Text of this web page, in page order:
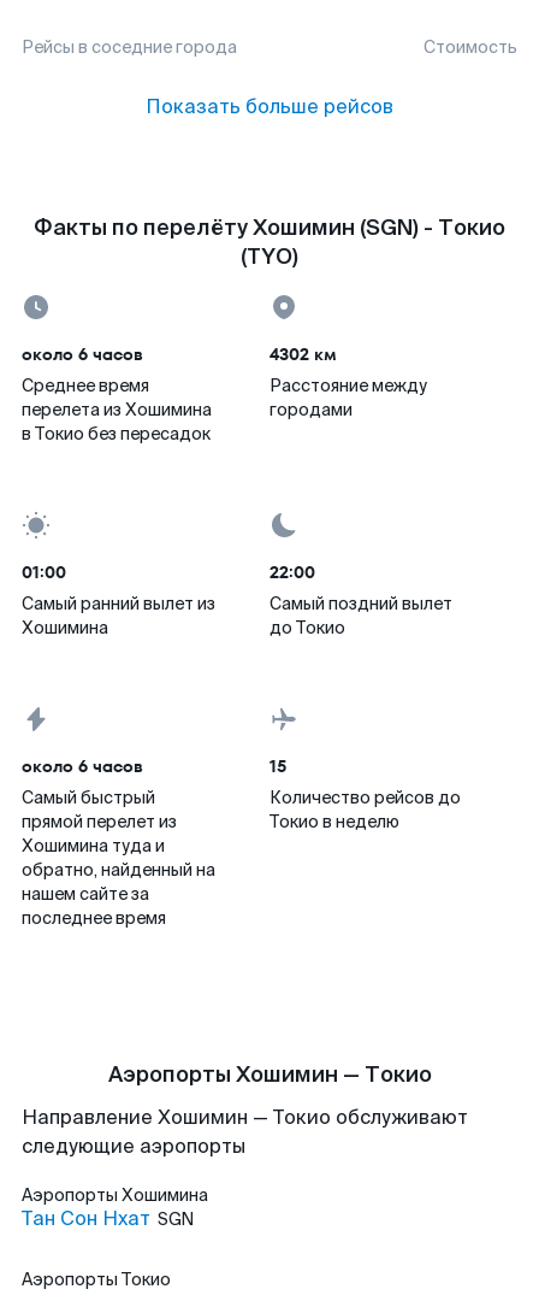
Рейсы в соседние города Стоимость
Показать больше рейсов
Факты по перелёту Хошимин (SGN) - Токио
(TYO)
около 6 часов
Среднее время
перелета из Хошимина
в Токио без пересадок
4302 км
Расстояние между
городами
01:00
Самый ранний вылет из
Хошимина
22:00
Самый поздний вылет
до Токио
около 6 часов
Самый быстрый
прямой перелет из
Хошимина туда и
обратно, найденный на
нашем сайте за
последнее время
15
Количество рейсов до
Токио в неделю
Аэропорты Хошимин — Токио
Направление Хошимин — Токио обслуживают
следующие аэропорты
Аэропорты Хошимина
Тан Сон Нхат SGN
Аэропорты Токио